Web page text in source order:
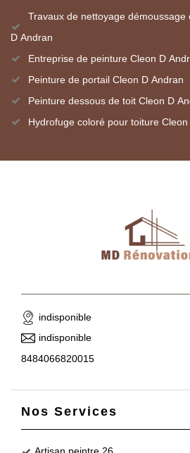
Travaux de nettoyage
D Andran
Entreprise de peinture Cleon D
Peinture de portail Cleon D Andran
Peinture dessous de toit Cleon D
Hydrofuge coloré pour toiture Cleon
indisponible
indisponible
8484066820015
Nos Services